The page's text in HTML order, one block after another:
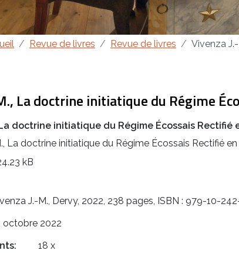
Revue de livres Revue de livres Vivenza
La doctrine initiatique du Régime
doctrine initiatique du Régime Écossais Rectifié
La doctrine initiatique du Régime Écossais Rectifié
kB
J.-M., Dervy, 2022, 238 pages, ISBN : 979-10-
octobre 2022
18 x